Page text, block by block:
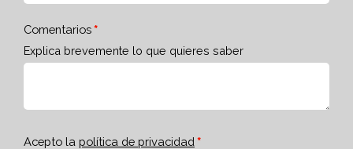
Comentarios
Explica brevemente lo que quieres saber
Acepto la política de privacidad